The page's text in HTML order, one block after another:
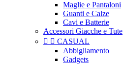
Maglie e Pantaloni
Guanti e Calze
Cavi e Batterie
Accessori Giacche e Tute
  CASUAL
Abbigliamento
Gadgets